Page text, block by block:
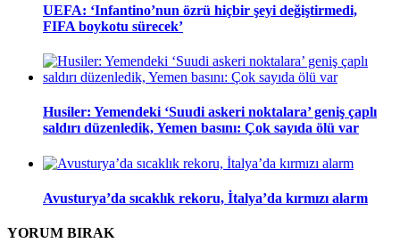
UEFA: ‘Infantino’nun özrü hiçbir şeyi değiştirmedi,
FIFA boykotu sürecek’
Husiler: Yemendeki ‘Suudi askeri noktalara’ geniş çaplı
saldırı düzenledik, Yemen basını: Çok sayıda ölü var
Avusturya’da sıcaklık rekoru, İtalya’da kırmızı alarm
YORUM BIRAK